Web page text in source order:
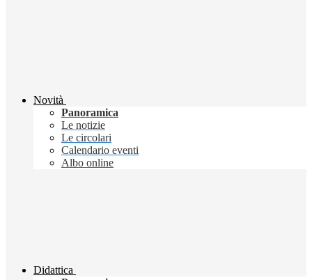
Novità
Panoramica
Le notizie
Le circolari
Calendario eventi
Albo online
Didattica